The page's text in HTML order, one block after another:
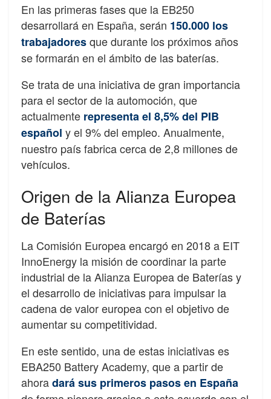
En las primeras fases que la EB250
desarrollará en España, serán 150.000 los
trabajadoresque durante los próximos años
se formarán en el ámbito de las baterías.
Se trata de una iniciativa de gran importancia
para el sector de la automoción, que
actualmente representa el 8,5% del PIB
español y el 9% del empleo. Anualmente,
nuestro país fabrica cerca de 2,8 millones de
vehículos.
Origen de la Alianza Europea
de Baterías
La Comisión Europea encargó en 2018 a EIT
InnoEnergy la misión de coordinar la parte
industrial de la Alianza Europea de Baterías y
el desarrollo de iniciativas para impulsar la
cadena de valor europea con el objetivo de
aumentar su competitividad.
En este sentido, una de estas iniciativas es
EBA250 Battery Academy, que a partir de
ahoradará sus primeros pasos en España